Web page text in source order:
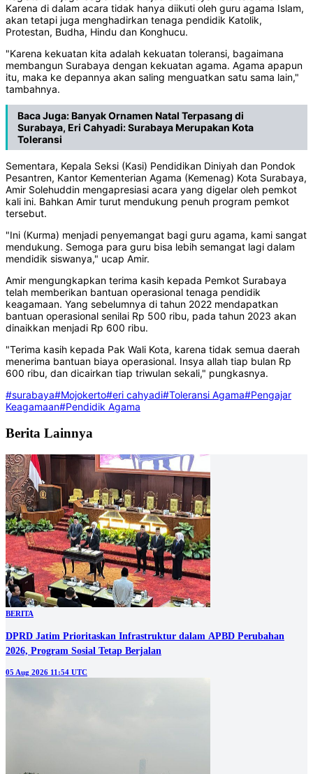
Karena di dalam acara tidak hanya diikuti oleh guru agama Islam,
akan tetapi juga menghadirkan tenaga pendidik Katolik,
Protestan, Budha, Hindu dan Konghucu.
"Karena kekuatan kita adalah kekuatan toleransi, bagaimana
membangun Surabaya dengan kekuatan agama. Agama apapun
itu, maka ke depannya akan saling menguatkan satu sama lain,"
tambahnya.
Baca Juga:Banyak Ornamen Natal Terpasang di
Surabaya, Eri Cahyadi: Surabaya Merupakan Kota
Toleransi
Sementara, Kepala Seksi (Kasi) Pendidikan Diniyah dan Pondok
Pesantren, Kantor Kementerian Agama (Kemenag) Kota Surabaya,
Amir Solehuddin mengapresiasi acara yang digelar oleh pemkot
kali ini. Bahkan Amir turut mendukung penuh program pemkot
tersebut.
"Ini (Kurma) menjadi penyemangat bagi guru agama, kami sangat
mendukung. Semoga para guru bisa lebih semangat lagi dalam
mendidik siswanya," ucap Amir.
Amir mengungkapkan terima kasih kepada Pemkot Surabaya
telah memberikan bantuan operasional tenaga pendidik
keagamaan. Yang sebelumnya di tahun 2022 mendapatkan
bantuan operasional senilai Rp 500 ribu, pada tahun 2023 akan
dinaikkan menjadi Rp 600 ribu.
"Terima kasih kepada Pak Wali Kota, karena tidak semua daerah
menerima bantuan biaya operasional. Insya allah tiap bulan Rp
600 ribu, dan dicairkan tiap triwulan sekali," pungkasnya.
#surabaya#Mojokerto#eri cahyadi#Toleransi Agama#Pengajar
Keagamaan#Pendidik Agama
Berita Lainnya
BERITA
DPRD Jatim Prioritaskan Infrastruktur dalam APBD Perubahan
2026, Program Sosial Tetap Berjalan
05 Aug 2026 11:54 UTC